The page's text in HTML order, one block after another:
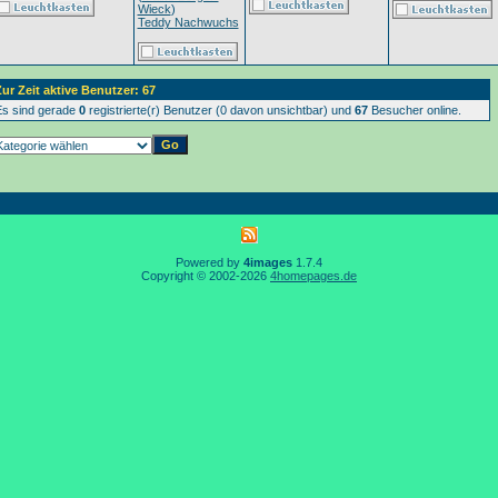
Wieck)
Teddy Nachwuchs
Zeit aktive Benutzer: 67
sind gerade 0registrierte(r) Benutzer (0 davon unsichtbar) und 67Besucher online.
Powered by 4images 1.7.4
Copyright © 2002-2026 4homepages.de